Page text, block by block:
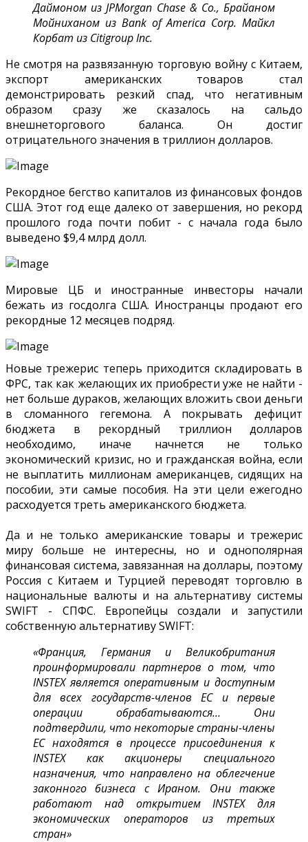
Даймоном из JPMorgan Chase & Co., Брайаном
Мойниханом из Bank of America Corp. Майкл
Корбат из Citigroup Inc.
Не смотря на развязанную торговую войну с Китаем,
экспорт американских товаров стал
демонстрировать резкий спад, что негативным
образом сразу же сказалось на сальдо
внешнеторгового баланса. Он достиг
отрицательного значения в триллион долларов.
Рекордное бегство капиталов из финансовых фондов
США. Этот год еще далеко от завершения, но рекорд
прошлого года почти побит - с начала года было
выведено $9,4 млрд долл.
Мировые ЦБ и иностранные инвесторы начали
бежать из госдолга США. Иностранцы продают его
рекордные 12 месяцев подряд.
Новые трежерис теперь приходится складировать в
ФРС, так как желающих их приобрести уже не найти -
нет больше дураков, желающих вложить свои деньги
в сломанного гегемона. А покрывать дефицит
бюджета в рекордный триллион долларов
необходимо, иначе начнется не только
экономический кризис, но и гражданская война, если
не выплатить миллионам американцев, сидящих на
пособии, эти самые пособия. На эти цели ежегодно
расходуется треть американского бюджета.
Да и не только американские товары и трежерис
миру больше не интересны, но и однополярная
финансовая система, завязанная на доллары, поэтому
Россия с Китаем и Турцией переводят торговлю в
национальные валюты и на альтернативу системы
SWIFT - СПФС. Европейцы создали и запустили
собственную альтернативу SWIFT:
«Франция, Германия и Великобритания
проинформировали партнеров о том, что
INSTEX является оперативным и доступным
для всех государств-членов ЕС и первые
операции обрабатываются… Они
подтвердили, что некоторые страны-члены
ЕС находятся в процессе присоединения к
INSTEX как акционеры специального
назначения, что направлено на облегчение
законного бизнеса с Ираном. Они также
работают над открытием INSTEX для
экономических операторов из третьих
стран»